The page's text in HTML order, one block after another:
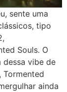
sente uma
tipo
Souls. O
vibe de
Tormented
ainda